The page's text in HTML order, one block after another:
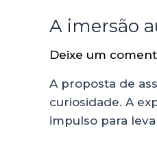
A imersão
Deixe um
A proposta de
curiosidade. A
impulso para